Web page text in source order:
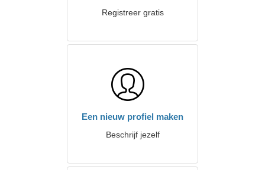
Registreer gratis
Een nieuw profiel maken
Beschrijf jezelf